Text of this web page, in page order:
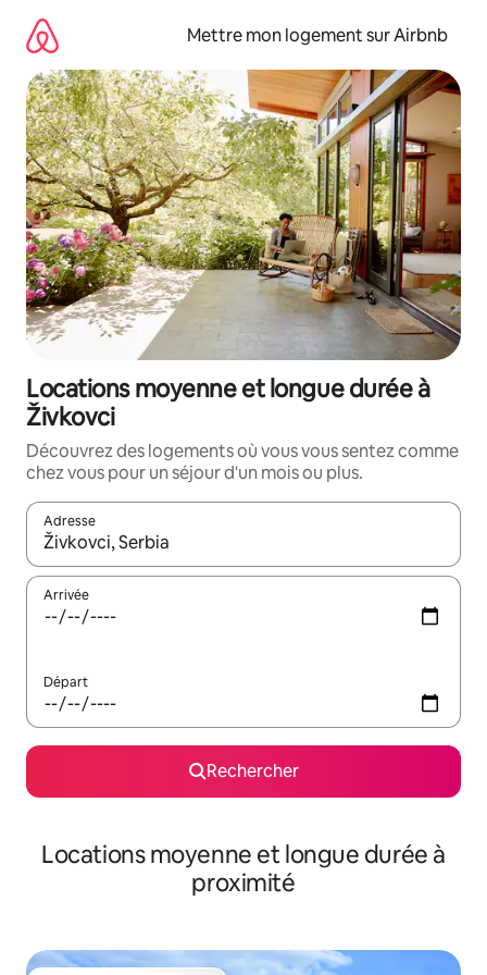
directement
contenu
Mettre mon logement sur Airbnb
Locations moyenne et longue durée à
Živkovci
Découvrez des logements où vous vous sentez comme
chez vous pour un séjour d'un mois ou plus.
Adresse
Lorsque les résultats s'affichent, utilisez les flèches vers le
Arrivée
Départ
Rechercher
Locations moyenne et longue durée à
proximité